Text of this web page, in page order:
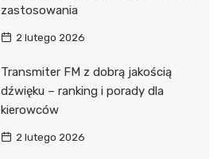
zastosowania
2 lutego 2026
Transmiter FM z dobrą jakością
dźwięku – ranking i porady dla
kierowców
2 lutego 2026